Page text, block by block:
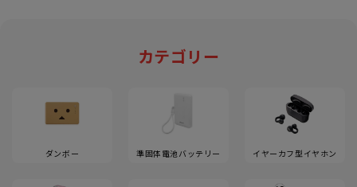
カテゴリー
ダンボー 準固体電池バッテリー イヤーカフ型イヤホン